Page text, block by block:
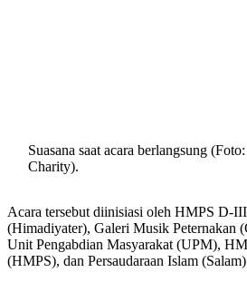
Suasana saat acara berlangsung
Charity).
Acara tersebut diinisiasi oleh HMPS D-
(Himadiyater), Galeri Musik Peternakan
Unit Pengabdian Masyarakat (UPM),
(HMPS), dan Persaudaraan Islam